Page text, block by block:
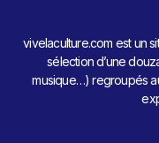
vivelaculture.com est un
sélection d’une
musique…) regroupés